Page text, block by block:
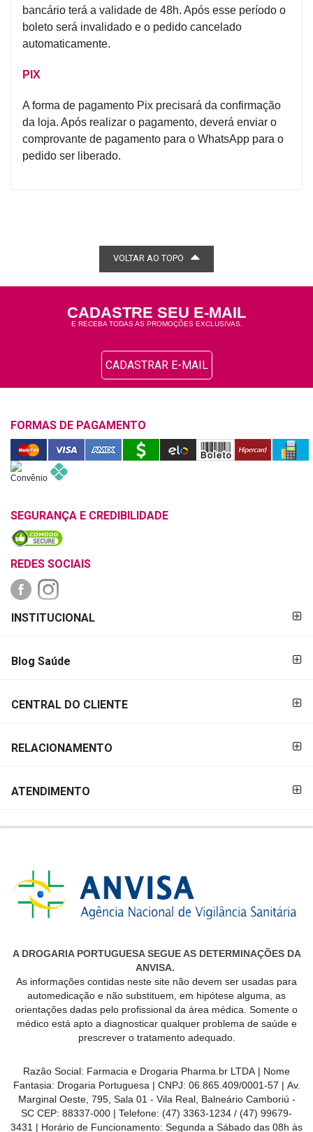
bancário terá a validade de 48h. Após esse período o
boleto será invalidado e o pedido cancelado
automaticamente.
PIX
A forma de pagamento Pix precisará da confirmação
da loja. Após realizar o pagamento, deverá enviar o
comprovante de pagamento para o WhatsApp para o
pedido ser liberado.
VOLTAR AO TOPO
CADASTRE SEU E-MAIL
E RECEBA TODAS AS PROMOÇÕES EXCLUSIVAS.
CADASTRAR E-MAIL
FORMAS DE PAGAMENTO
SEGURANÇA E CREDIBILIDADE
REDES SOCIAIS
PAGAMENTO
INSTITUCIONAL
Blog Saúde
CENTRAL DO CLIENTE
RELACIONAMENTO
ATENDIMENTO
A DROGARIA PORTUGUESA SEGUE AS DETERMINAÇÕES DA
ANVISA.
As informações contidas neste site não devem ser usadas para
automedicação e não substituem, em hipótese alguma, as
orientações dadas pelo profissional da área médica. Somente o
médico está apto a diagnosticar qualquer problema de saúde e
prescrever o tratamento adequado.
Razão Social: Farmacia e Drogaria Pharma.br LTDA | Nome
Fantasia: Drogaria Portuguesa | CNPJ: 06.865.409/0001-57 | Av.
Marginal Oeste, 795, Sala 01 - Vila Real, Balneário Camboriú -
SC CEP: 88337-000 | Telefone: (47) 3363-1234 / (47) 99679-
3431 | Horário de Funcionamento: Segunda a Sábado das 08h às